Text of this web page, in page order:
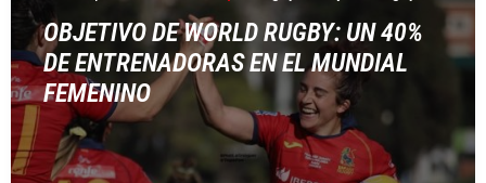
OBJETIVO DE WORLD RUGBY: UN 40%
DE ENTRENADORAS EN EL MUNDIAL
FEMENINO